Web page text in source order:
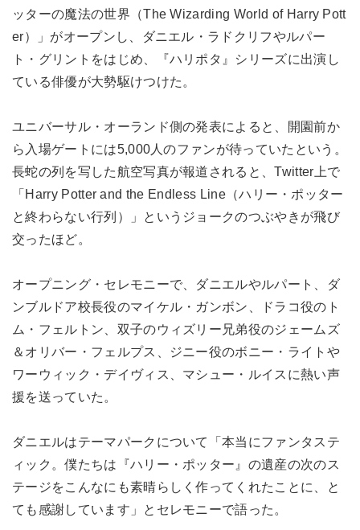
ッターの魔法の世界（The Wizarding World of Harry Pott
er）」がオープンし、ダニエル・ラドクリフやルパー
ト・グリントをはじめ、『ハリポタ』シリーズに出演し
ている俳優が大勢駆けつけた。
ユニバーサル・オーランド側の発表によると、開園前か
ら入場ゲートには5,000人のファンが待っていたという。
長蛇の列を写した航空写真が報道されると、Twitter上で
「Harry Potter and the Endless Line（ハリー・ポッター
と終わらない行列）」というジョークのつぶやきが飛び
交ったほど。
オープニング・セレモニーで、ダニエルやルパート、ダ
ンブルドア校長役のマイケル・ガンボン、ドラコ役のト
ム・フェルトン、双子のウィズリー兄弟役のジェームズ
＆オリバー・フェルプス、ジニー役のボニー・ライトや
ワーウィック・デイヴィス、マシュー・ルイスに熱い声
援を送っていた。
ダニエルはテーマパークについて「本当にファンタステ
ィック。僕たちは『ハリー・ポッター』の遺産の次のス
テージをこんなにも素晴らしく作ってくれたことに、と
ても感謝しています」とセレモニーで語った。